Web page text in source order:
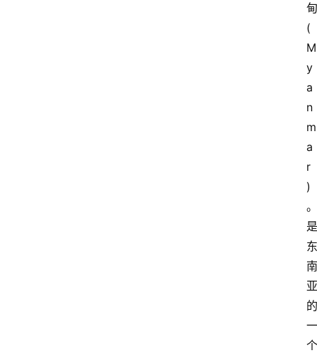
(
M
y
a
n
m
a
r
)